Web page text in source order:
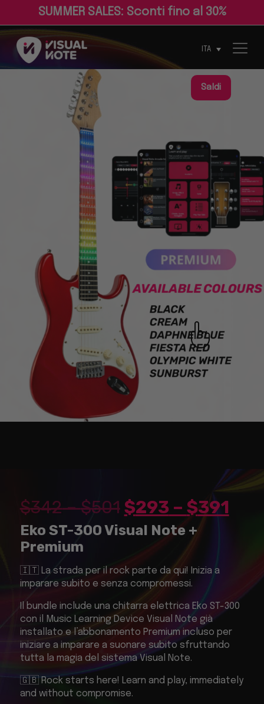
SUM M ER SALES: Sconti fno al 30%
ITA
Saldi
$342–$501 $293 – $391
Eko ST-300 Visual Note +
Premium
🇮🇹 La strada per il rock parte da qui! Inizia a
imparare subito e senza compromessi.
Il bundle include una chitarra elettrica Eko ST-300
con il Music Learning Device Visual Note già
installato e l’abbonamento Premium incluso per
iniziare a imparare a suonare subito sfruttando
tutta la magia del sistema Visual Note.
🇬🇧 Rock starts here! Learn and play, immediately
and without compromise.